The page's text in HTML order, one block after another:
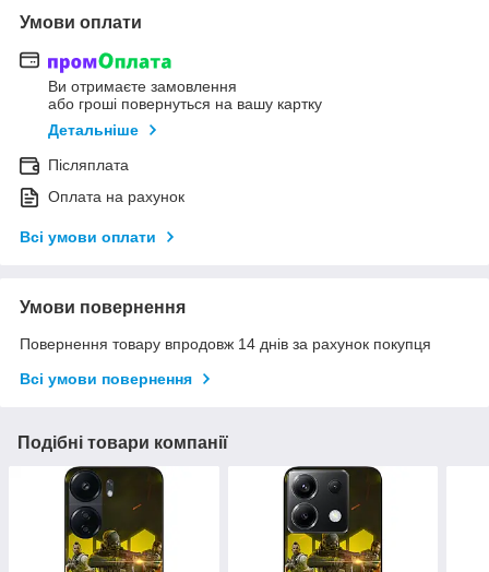
Умови оплати
Ви отримаєте замовлення
або гроші повернуться на вашу картку
Детальніше
Післяплата
Оплата на рахунок
Всі умови оплати
Умови повернення
Повернення товару впродовж 14 днів за рахунок покупця
Всі умови повернення
Подібні товари компанії